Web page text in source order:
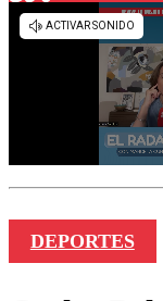
DEPORTES